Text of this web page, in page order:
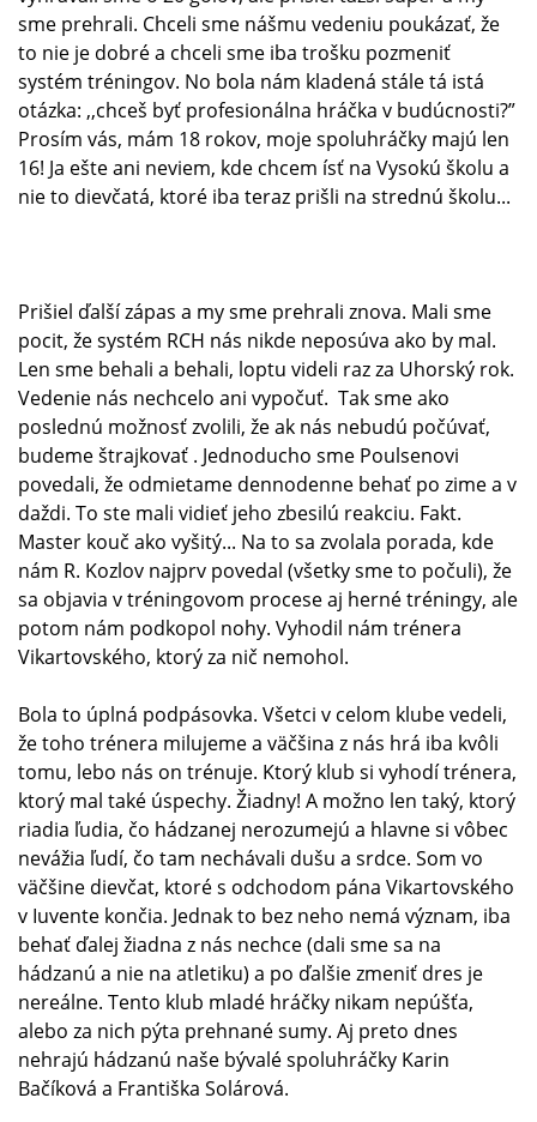
sme prehrali. Chceli sme nášmu vedeniu poukázať, že
to nie je dobré a chceli sme iba trošku pozmeniť
systém tréningov. No bola nám kladená stále tá istá
otázka: ,,chceš byť profesionálna hráčka v budúcnosti?”
Prosím vás, mám 18 rokov, moje spoluhráčky majú len
16! Ja ešte ani neviem, kde chcem ísť na Vysokú školu a
nie to dievčatá, ktoré iba teraz prišli na strednú školu...
Prišiel ďalší zápas a my sme prehrali znova. Mali sme
pocit, že systém RCH nás nikde neposúva ako by mal.
Len sme behali a behali, loptu videli raz za Uhorský rok.
Vedenie nás nechcelo ani vypočuť. Tak sme ako
poslednú možnosť zvolili, že ak nás nebudú počúvať,
budeme štrajkovať . Jednoducho sme Poulsenovi
povedali, že odmietame dennodenne behať po zime a v
daždi. To ste mali vidieť jeho zbesilú reakciu. Fakt.
Master kouč ako vyšitý... Na to sa zvolala porada, kde
nám R. Kozlov najprv povedal (všetky sme to počuli), že
sa objavia v tréningovom procese aj herné tréningy, ale
potom nám podkopol nohy. Vyhodil nám trénera
Vikartovského, ktorý za nič nemohol.
Bola to úplná podpásovka. Všetci v celom klube vedeli,
že toho trénera milujeme a väčšina z nás hrá iba kvôli
tomu, lebo nás on trénuje. Ktorý klub si vyhodí trénera,
ktorý mal také úspechy. Žiadny! A možno len taký, ktorý
riadia ľudia, čo hádzanej nerozumejú a hlavne si vôbec
nevážia ľudí, čo tam nechávali dušu a srdce. Som vo
väčšine dievčat, ktoré s odchodom pána Vikartovského
v Iuvente končia. Jednak to bez neho nemá význam, iba
behať ďalej žiadna z nás nechce (dali sme sa na
hádzanú a nie na atletiku) a po ďalšie zmeniť dres je
nereálne. Tento klub mladé hráčky nikam nepúšťa,
alebo za nich pýta prehnané sumy. Aj preto dnes
nehrajú hádzanú naše bývalé spoluhráčky Karin
Bačíková a Františka Solárová.